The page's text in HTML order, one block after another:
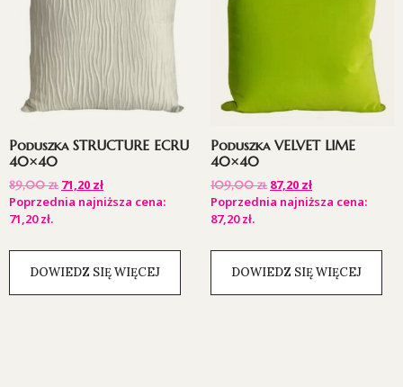
Poduszka STRUCTURE ECRU
40×40
89,00zł 71,20 zł
Poprzednia najniższa cena:
71,20zł.
DOWIEDZ SIĘ WIĘCEJ
Poduszka VELVET LIME
40×40
109,00zł 87,20 zł
Poprzednia najniższa cena:
87,20zł.
DOWIEDZ SIĘ WIĘCEJ